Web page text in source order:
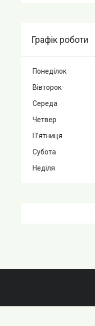
Графік роботи
Понеділок
Вівторок
Середа
Четвер
Пʼятниця
Субота
Неділя